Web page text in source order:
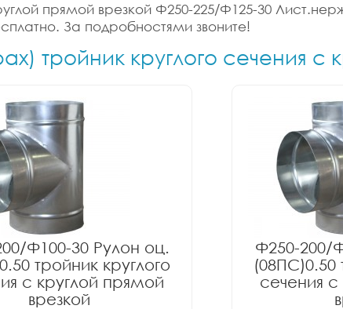
прямой врезкой Ф250-225/Ф125-30
За подробностями звоните!
тройник круглого сечения с
Ф100-30 Рулон оц.
тройник круглого
с круглой прямой
врезкой
Ф250-200/
(08ПС)0.50
сечения